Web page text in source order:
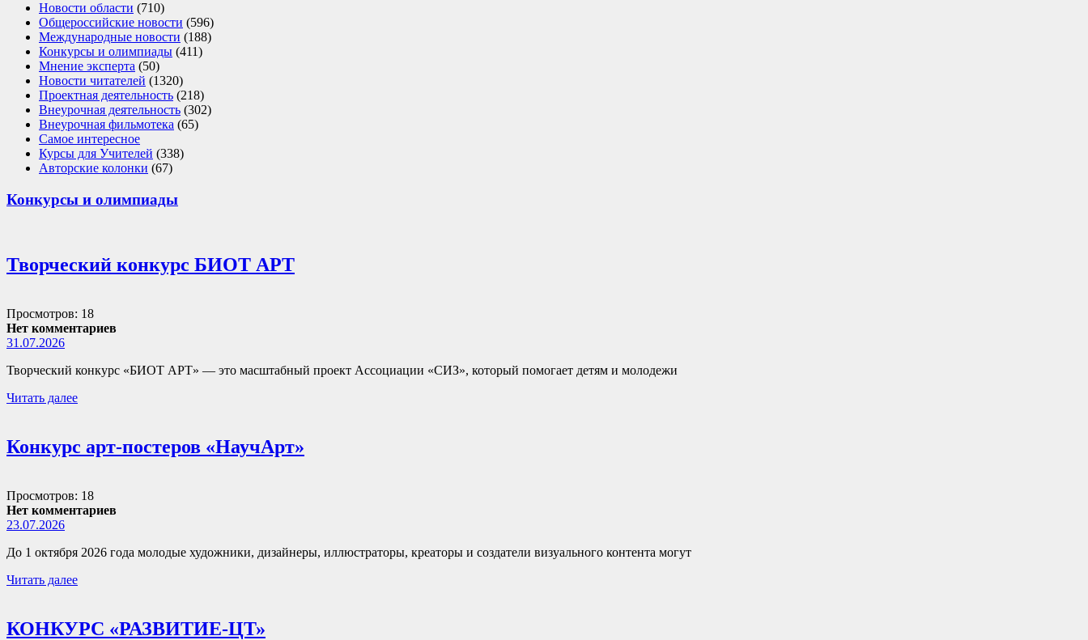
Новости области (710)
Общероссийские новости (596)
Международные новости (188)
Конкурсы и олимпиады (411)
Мнение эксперта (50)
Новости читателей (1320)
Проектная деятельность (218)
Внеурочная деятельность (302)
Внеурочная фильмотека (65)
Самое интересное
Курсы для Учителей (338)
Авторские колонки (67)
Конкурсы и олимпиады
Творческий конкурс БИОТ АРТ
Просмотров: 18
Нет комментариев
31.07.2026
Творческий конкурс «БИОТ АРТ» — это масштабный проект Ассоциации «СИЗ», который помогает детям и молодежи
Читать далее
Конкурс арт-постеров «НаучАрт»
Просмотров: 18
Нет комментариев
23.07.2026
До 1 октября 2026 года молодые художники, дизайнеры, иллюстраторы, креаторы и создатели визуального контента могут
Читать далее
КОНКУРС «РАЗВИТИЕ-ЦТ»